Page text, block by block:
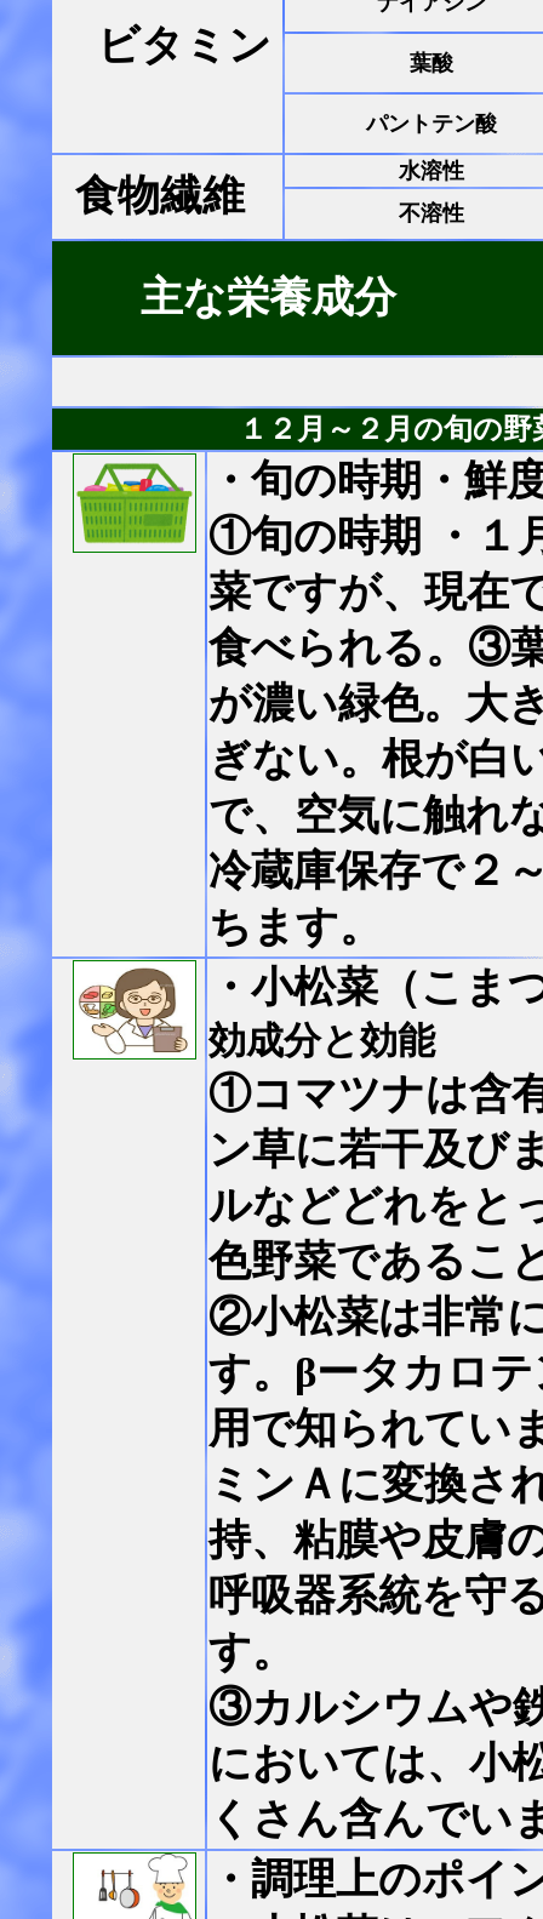
ビタミン 葉酸
パントテン酸
食物繊維
水溶性
不溶性
主な栄養成分
１２月～２月の旬の
・旬の時期・鮮
①旬の時期 ・１
菜ですが、現在
食べられる。③
が濃い緑色。大
ぎない。根が白
で、空気に触れ
冷蔵庫保存で２
ちます。
・小松菜（こま
効成分と効能
①コマツナは含
ン草に若干及び
ルなどどれをと
色野菜であるこ
②小松菜は非常
す。βータカロ
用で知られてい
ミンＡに変換さ
持、粘膜や皮膚
呼吸器系統を守
す。
③カルシウムや
においては、小
くさん含んでい
・調理上のポイ